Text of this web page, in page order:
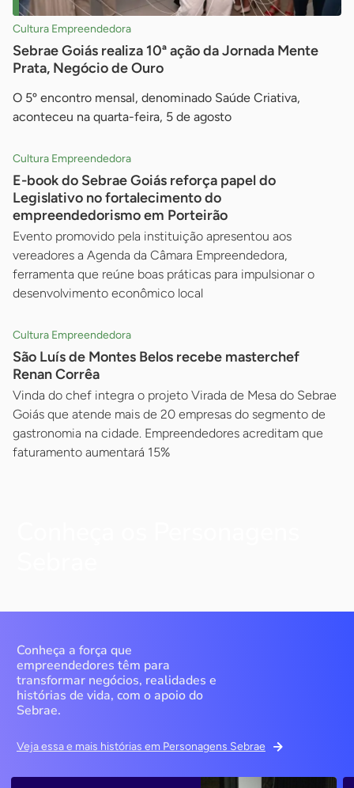
Cultura Empreendedora
Sebrae Goiás realiza 10ª ação da Jornada Mente
Prata, Negócio de Ouro
O 5º encontro mensal, denominado Saúde Criativa,
aconteceu na quarta-feira, 5 de agosto
Cultura Empreendedora
E-book do Sebrae Goiás reforça papel do
Legislativo no fortalecimento do
empreendedorismo em Porteirão
Evento promovido pela instituição apresentou aos
vereadores a Agenda da Câmara Empreendedora,
ferramenta que reúne boas práticas para impulsionar o
desenvolvimento econômico local
Cultura Empreendedora
São Luís de Montes Belos recebe masterchef
Renan Corrêa
Vinda do chef integra o projeto Virada de Mesa do Sebrae
Goiás que atende mais de 20 empresas do segmento de
gastronomia na cidade. Empreendedores acreditam que
faturamento aumentará 15%
Conheça a força que
empreendedores têm para
transformar negócios, realidades e
histórias de vida, com o apoio do
Sebrae.
Veja essa e mais histórias em Personagens Sebrae